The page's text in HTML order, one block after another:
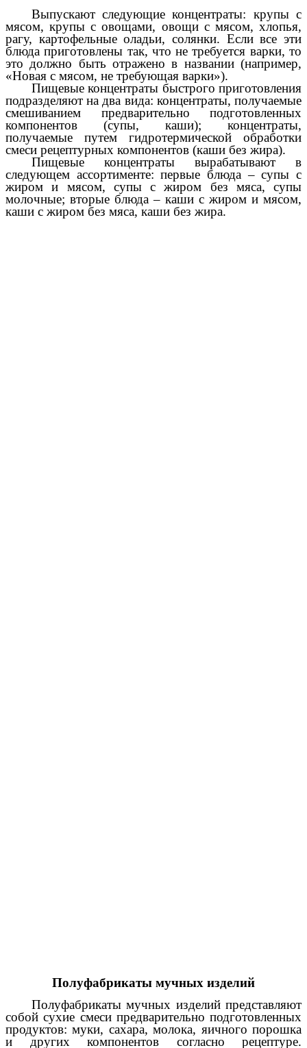
Выпускают следующие концентраты: крупы с
мясом, крупы с овощами, овощи с мясом, хлопья,
рагу, картофельные оладьи, солянки. Если все эти
блюда приготовлены так, что не требуется варки, то
это должно быть отражено в названии (например,
«Новая с мясом, не требующая варки»).
Пищевые концентраты быстрого приготовления
подразделяют на два вида: концентраты, получаемые
смешиванием предварительно подготовленных
компонентов (супы, каши); концентраты,
получаемые путем гидротермической обработки
смеси рецептурных компонентов (каши без жира).
Пищевые концентраты вырабатывают в
следующем ассортименте: первые блюда – супы с
жиром и мясом, супы с жиром без мяса, супы
молочные; вторые блюда – каши с жиром и мясом,
каши с жиром без мяса, каши без жира.
Полуфабрикаты мучных изделий
Полуфабрикаты мучных изделий представляют
собой сухие смеси предварительно подготовленных
продуктов: муки, сахара, молока, яичного порошка
и других компонентов согласно рецептуре.